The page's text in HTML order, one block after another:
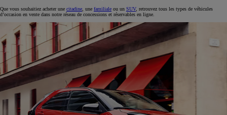
Que vous souhaitiez acheter une citadine , une familiale ou un SUV, retrouvez tous les types de véhicules
d’occasion en vente dans notre réseau de concessions et réservables en ligne.